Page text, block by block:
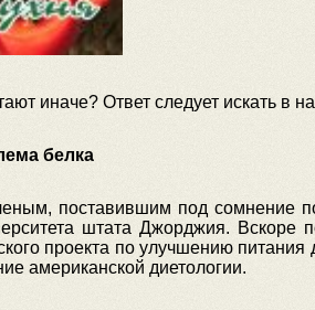
иначе? Ответ следует искать в
белка
поставившим под сомнение
штата Джорджия. Вскоре
проекта по улучшению
американской диетологии.